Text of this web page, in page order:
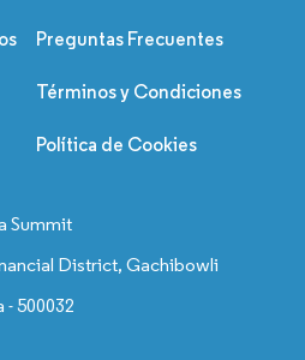
Preguntas Frecuentes
Términos y Condiciones
Política de Cookies
Summit
District, Gachibowli
- 500032